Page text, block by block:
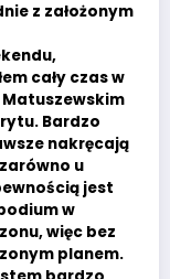
z założonym
cały czas w
Bardzo
nakręcają
u
jest
w
więc bez
planem.